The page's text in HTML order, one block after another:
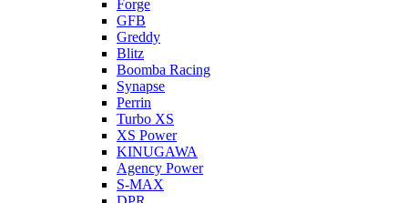
Forge
GFB
Greddy
Blitz
Boomba Racing
Synapse
Perrin
Turbo XS
XS Power
KINUGAWA
Agency Power
S-MAX